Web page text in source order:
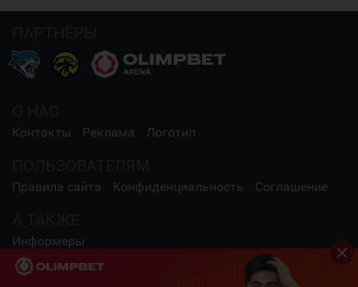
Контакты Реклама Логотип
Правила сайта Конфиденциальность Соглашение
Информеры
СОЦИАЛЬНЫЕ СЕТИ